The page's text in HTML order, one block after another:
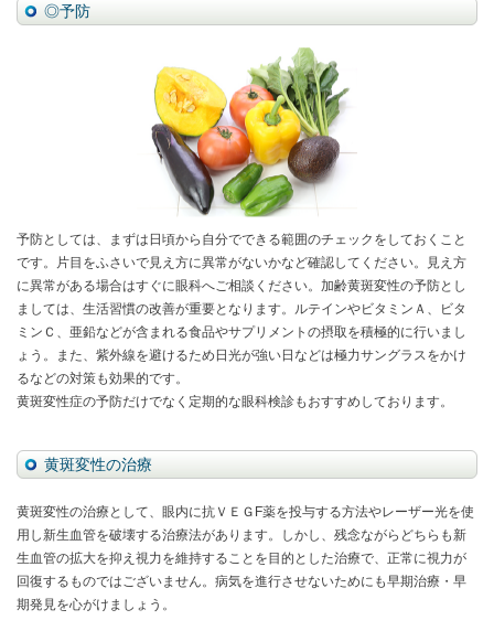
◎予防
予防としては、まずは日頃から自分でできる範囲のチェックをしておくこと
です。片目をふさいで見え方に異常がないかなど確認してください。見え方
に異常がある場合はすぐに眼科へご相談ください。加齢黄斑変性の予防とし
ましては、生活習慣の改善が重要となります。ルテインやビタミンＡ、ビタ
ミンＣ、亜鉛などが含まれる食品やサプリメントの摂取を積極的に行いまし
ょう。また、紫外線を避けるため日光が強い日などは極力サングラスをかけ
るなどの対策も効果的です。
黄斑変性症の予防だけでなく定期的な眼科検診もおすすめしております。
黄斑変性の治療
黄斑変性の治療として、眼内に抗ＶＥＧF薬を投与する方法やレーザー光を使
用し新生血管を破壊する治療法があります。しかし、残念ながらどちらも新
生血管の拡大を抑え視力を維持することを目的とした治療で、正常に視力が
回復するものではございません。病気を進行させないためにも早期治療・早
期発見を心がけましょう。